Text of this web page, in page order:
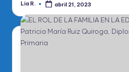
Publicado
Lia R. abril 21, 2023